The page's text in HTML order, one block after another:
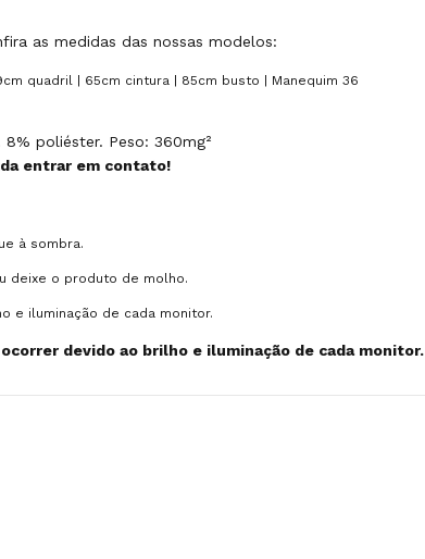
as medidas das nossas modelos:
quadril | 65cm cintura | 85cm busto | Manequim 36
poliéster. Peso: 360mg²
entrar em contato!
à sombra.
deixe o produto de molho.
e iluminação de cada monitor.
devido ao brilho e iluminação de cada monitor.